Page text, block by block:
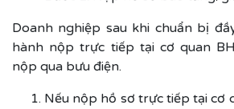
Doanh nghiệp sau khi chuẩn bị
hành nộp trực tiếp tại cơ quan
nộp qua bưu điện.
Nếu nộp hồ sơ trực tiếp tại cơ